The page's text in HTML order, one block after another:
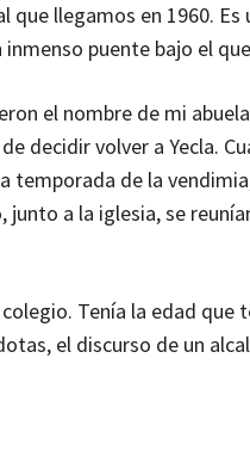
que llegamos en 1960.
puente bajo el
el nombre de mi
decidir volver a Yecla.
temporada de la
junto a la iglesia, se
Tenía la edad
el discurso de un